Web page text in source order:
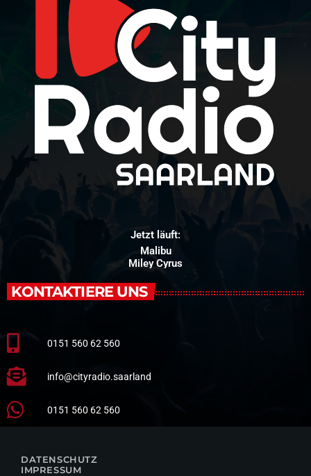
Jetzt läuft:
Malibu
Miley Cyrus
KONTAKTIERE UNS
0151 560 62 560
info@cityradio.saarland
0151 560 62 560
DATENSCHUTZ
IMPRESSUM